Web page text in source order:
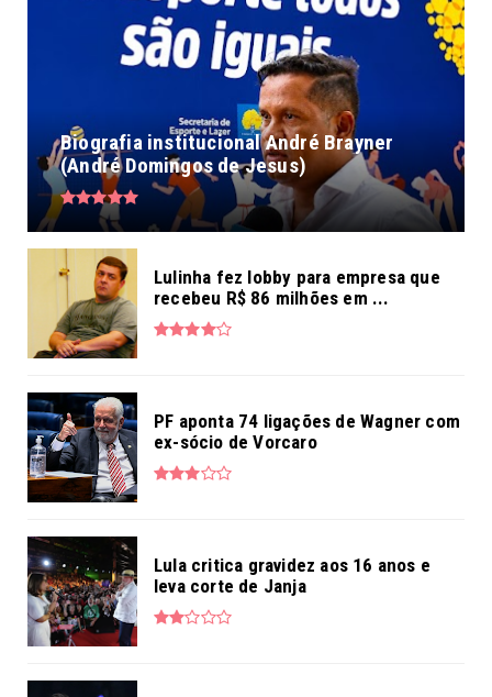
Biografia institucional André Brayner
(André Domingos de Jesus)
Lulinha fez lobby para empresa que
recebeu R$ 86 milhões em ...
PF aponta 74 ligações de Wagner com
ex-sócio de Vorcaro
Lula critica gravidez aos 16 anos e
leva corte de Janja